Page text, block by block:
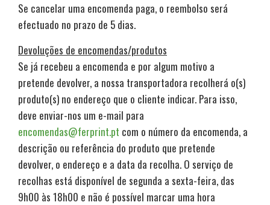
Se cancelar uma encomenda paga, o reembolso será
efectuado no prazo de 5 dias.
Devoluções de encomendas/produtos
Se já recebeu a encomenda e por algum motivo a
pretende devolver, a nossa transportadora recolherá o(s)
produto(s) no endereço que o cliente indicar. Para isso,
deve enviar-nos um e-mail para
encomendas@ferprint.pt com o número da encomenda, a
descrição ou referência do produto que pretende
devolver, o endereço e a data da recolha. O serviço de
recolhas está disponível de segunda a sexta-feira, das
9h00 às 18h00 e não é possível marcar uma hora